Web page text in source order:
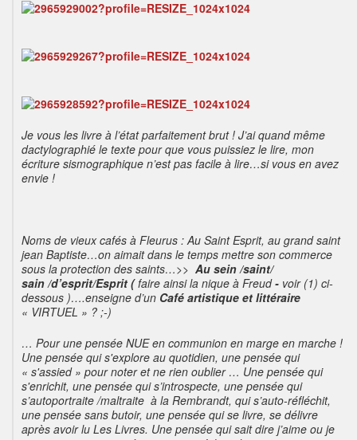
Je vous les livre à l’état parfaitement brut ! J’ai quand même
dactylographié le texte pour que vous puissiez le lire, mon
écriture sismographique n’est pas facile à lire…si vous en avez
envie !
Noms de vieux cafés à Fleurus : Au Saint Esprit, au grand saint
jean Baptiste…on aimait dans le temps mettre son commerce
sous la protection des saints…>> Au sein /saint/
sain /d’esprit/Esprit (faire ainsi la nique à Freud- voir (1) ci-
dessous )….enseigne d’un Café artistique et littéraire
« VIRTUEL » ? ;-)
… Pour une pensée NUE en communion en marge en marche !
Une pensée qui s'explore au quotidien, une pensée qui
« s'assied » pour noter et ne rien oublier … Une pensée qui
s'enrichit, une pensée qui s’introspecte, une pensée qui
s’autoportraite /maltraite à la Rembrandt, qui s’auto-réfléchit,
une pensée sans butoir, une pensée qui se livre, se délivre
après avoir lu Les Livres. Une pensée qui sait dire j’aime ou je